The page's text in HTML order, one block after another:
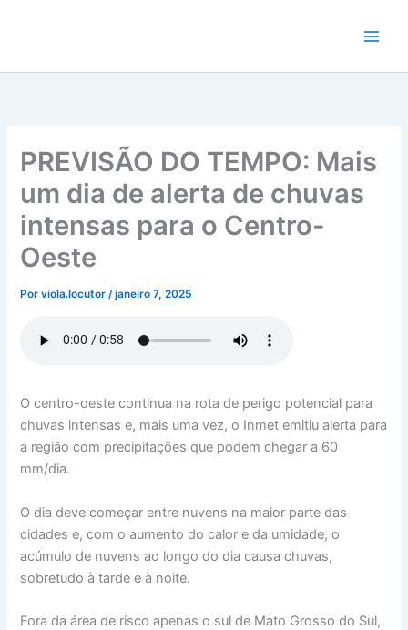
conteúdo
PREVISÃO DO TEMPO: Mais
um dia de alerta de chuvas
intensas para o Centro-
Oeste
Porviola.locutor/janeiro 7, 2025
O centro-oeste continua na rota de perigo potencial para
chuvas intensas e, mais uma vez, o Inmet emitiu alerta para
a região com precipitações que podem chegar a 60
mm/dia.
O dia deve começar entre nuvens na maior parte das
cidades e, com o aumento do calor e da umidade, o
acúmulo de nuvens ao longo do dia causa chuvas,
sobretudo à tarde e à noite.
Fora da área de risco apenas o sul de Mato Grosso do Sul,